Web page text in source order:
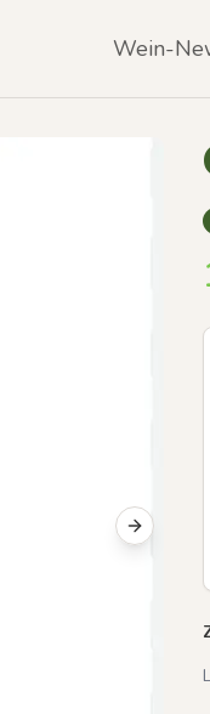
Wein-
Next slide